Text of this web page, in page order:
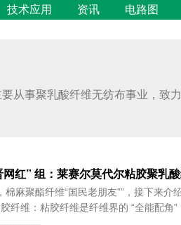
技术应用 资讯
电路图
从事聚乳酸纤维无纺布事业，致
红” 组：莱赛尔莫代尔粘胶聚乳
棉麻聚酯纤维“国民老朋友””，接下来
纤维：粘胶纤维是纤维界的 “全能配角